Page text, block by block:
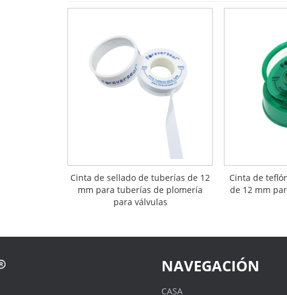
Cinta de sellado de tuberías de 12
mm para tuberías de plomería
para válvulas
Cinta de
de 12 mm
NAVEGACIÓN
CASA